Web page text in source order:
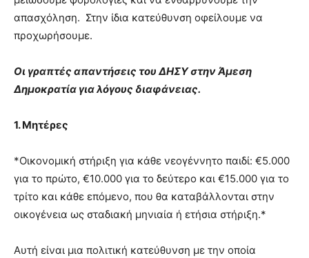
απασχόληση. Στην ίδια κατεύθυνση οφείλουμε να
προχωρήσουμε.
Οι γραπτές απαντήσεις του ΔΗΣΥ στην Άμεση
Δημοκρατία για λόγους διαφάνειας.
1. Μητέρες
*Οικονομική στήριξη για κάθε νεογέννητο παιδί: €5.000
για το πρώτο, €10.000 για το δεύτερο και €15.000 για το
τρίτο και κάθε επόμενο, που θα καταβάλλονται στην
οικογένεια ως σταδιακή μηνιαία ή ετήσια στήριξη.*
Αυτή είναι μια πολιτική κατεύθυνση με την οποία